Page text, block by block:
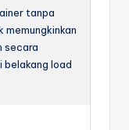
tanpa
memungkinkan
secara
belakang load